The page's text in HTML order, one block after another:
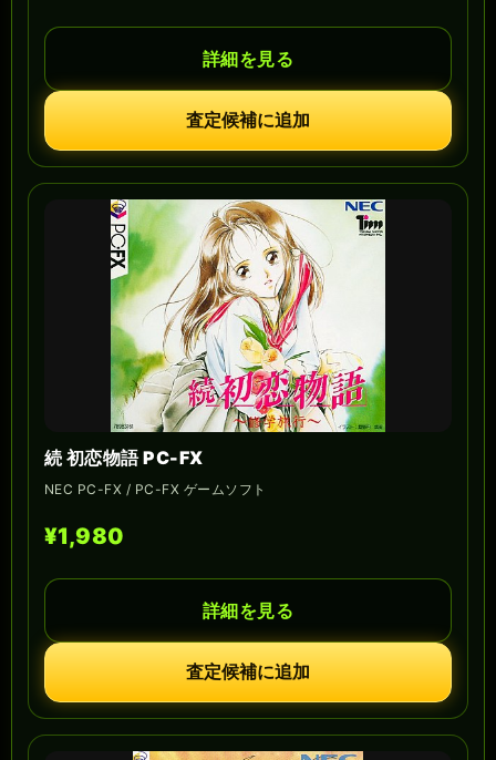
詳細を見る
査定候補に追加
続 初恋物語 PC-FX
NEC PC-FX / PC-FX ゲームソフト
¥1,980
詳細を見る
査定候補に追加